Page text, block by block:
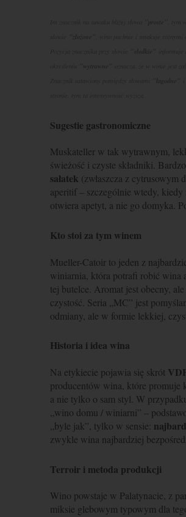
Sugestie gastronomiczne
Muskateller w tak wytrawnym,
świeżość i czyste składniki.
sałatek (zwłaszcza z cytrusowym
aperitif – szczególnie wtedy, kiedy
otwiera apetyt, a nie go domyka.
Kto stoi za tym winem
Mueller-Catoir to jeden z
winiarnia, która potrafi robić wina
tej butelce. Aromat jest obecny,
czystość. Seria „MC” jest
odmiany, ale w formie lekkiej,
Historia i idea wina
Na etykiecie pojawia się skrót
producentów wina, które promuje
a nie tylko o sam styl. W
„wino domu / winiarni” –
„byle jak”, tylko w sensie:
zwykle wina najbardziej
Terroir i metoda produkcji
Wino powstaje w Palatynacie, z
miksie glebowym typowym dla